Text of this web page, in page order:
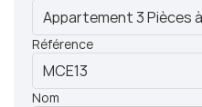
Référence
Nom